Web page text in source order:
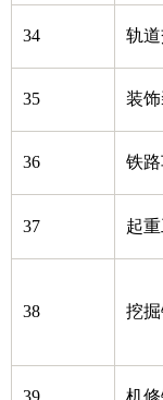
34 轨
35 装
36 铁
37 起
38 挖